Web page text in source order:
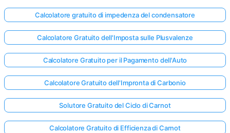
Calcolatore gratuito di impedenza del condensatore
Calcolatore Gratuito dell'Imposta sulle Plusvalenze
Calcolatore Gratuito per il Pagamento dell'Auto
Calcolatore Gratuito dell'Impronta di Carbonio
Solutore Gratuito del Ciclo di Carnot
Calcolatore Gratuito di Efficienza di Carnot